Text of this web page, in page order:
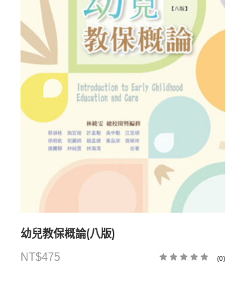
幼兒教保概論(八版)
NT$475 (0)